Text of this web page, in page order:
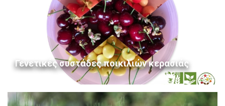
Γενετικές συστάδες ποικιλιών κερασιάς